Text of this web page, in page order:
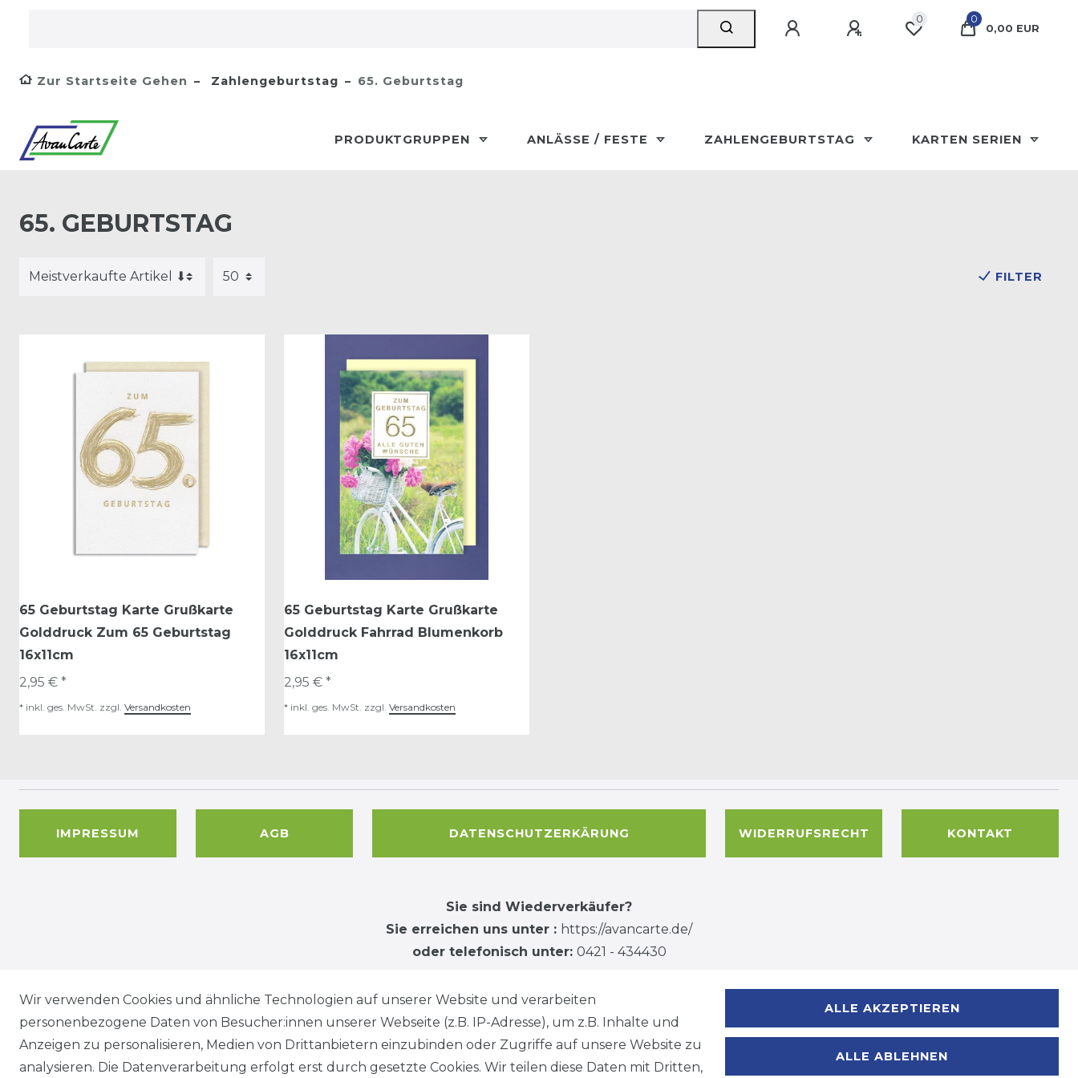
0
0
0,00 EUR
Zur Startseite Gehen Zahlengeburtstag 65. Geburtstag
PRODUKTGRUPPEN ANLÄSSE / FESTE ZAHLENGEBURTSTAG KARTEN SERIEN
65. GEBURTSTAG
FILTER
65 Geburtstag Karte Grußkarte
Golddruck Zum 65 Geburtstag
16x11cm
2,95 € *
* inkl. ges. MwSt. zzgl. Versandkosten
65 Geburtstag Karte Grußkarte
Golddruck Fahrrad Blumenkorb
16x11cm
2,95 € *
* inkl. ges. MwSt. zzgl. Versandkosten
IMPRESSUM AGB DATENSCHUTZERKÄRUNG WIDERRUFSRECHT KONTAKT
Sie sind Wiederverkäufer?
Sie erreichen uns unter : https://avancarte.de/
oder telefonisch unter: 0421 - 434430
Wir versenden mit
Wir verwenden Cookies und ähnliche Technologien auf unserer Website und verarbeiten
personenbezogene Daten von Besucher:innen unserer Webseite (z.B. IP-Adresse), um z.B. Inhalte und
Anzeigen zu personalisieren, Medien von Drittanbietern einzubinden oder Zugriffe auf unsere Website zu
analysieren. Die Datenverarbeitung erfolgt erst durch gesetzte Cookies. Wir teilen diese Daten mit Dritten,
ALLE AKZEPTIEREN
ALLE ABLEHNEN